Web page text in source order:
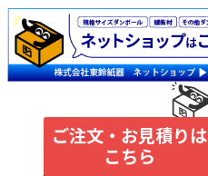
ご注文・お見積りは
こちら